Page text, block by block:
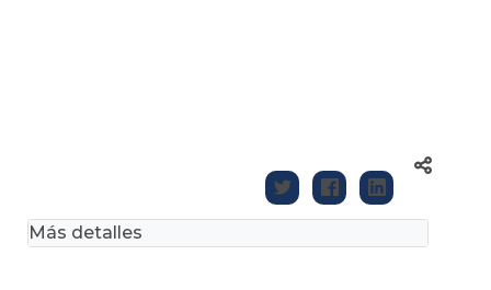
Más detalles